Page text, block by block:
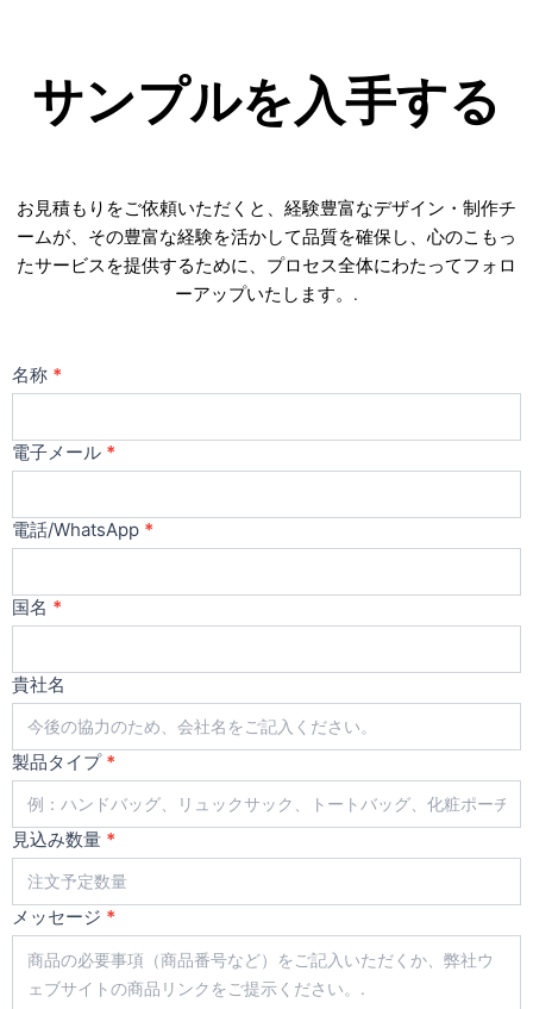
サンプルを入手する
お見積もりをご依頼いただくと、経験豊富なデザイン・制作チ
ームが、その豊富な経験を活かして品質を確保し、心のこもっ
たサービスを提供するために、プロセス全体にわたってフォロ
ーアップいたします。.
お
問
合
わ
名称 *
電子メール *
電話/WhatsApp *
国名 *
貴社名
製品タイプ *
見込み数量 *
メッセージ *